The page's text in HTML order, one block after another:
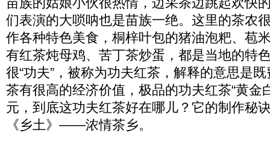
们表演的大唢呐也是苗族一绝。这里的茶农
作各种特色美食，桐梓叶包的猪油泡粑、苞
有红茶炖母鸡、苦丁茶炒蛋，都是当地的特
很“功夫”，被称为功夫红茶，解释的意思是
茶有很高的经济价值，极品的功夫红茶“黄金
元，到底这功夫红茶好在哪儿？它的制作秘
《乡土》——浓情茶乡。